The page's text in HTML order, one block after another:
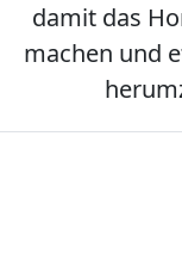
damit das
machen und